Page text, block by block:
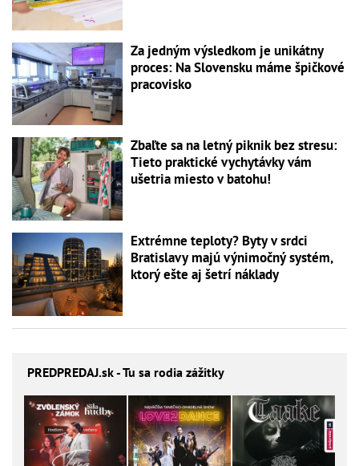
Za jedným výsledkom je unikátny
proces: Na Slovensku máme špičkové
pracovisko
Zbaľte sa na letný piknik bez stresu:
Tieto praktické vychytávky vám
ušetria miesto v batohu!
Extrémne teploty? Byty v srdci
Bratislavy majú výnimočný systém,
ktorý ešte aj šetrí náklady
PREDPREDAJ.sk - Tu sa rodia zážitky